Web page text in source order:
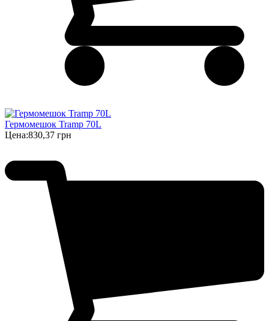
Гермомешок Tramp 70L
Цена:830,37 грн